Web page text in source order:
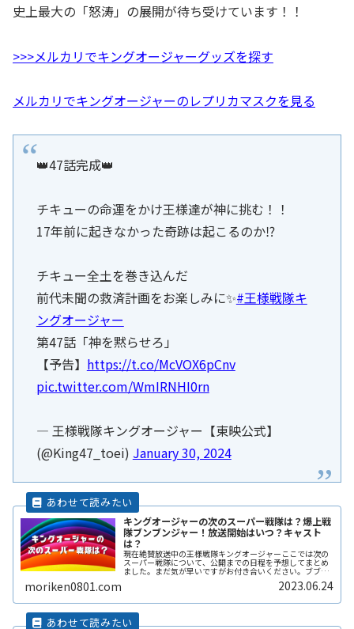
史上最大の「怒涛」の展開が待ち受けています！！
>>>メルカリでキングオージャーグッズを探す
メルカリでキングオージャーのレプリカマスクを見る
👑47話完成👑
チキューの命運をかけ王様達が神に挑む！！
17年前に起きなかった奇跡は起こるのか⁉️
チキュー全土を巻き込んだ
前代未聞の救済計画をお楽しみに✨#王様戦隊キ
ングオージャー
第47話「神を黙らせろ」
【予告】 https://t.co/McVOX6pCnv
pic.twitter.com/WmIRNHI0rn
— 王様戦隊キングオージャー【東映公式】
(@King47_toei) January 30, 2024
キングオージャーの次のスーパー戦隊は？爆上戦
隊ブンブンジャー！放送開始はいつ？キャスト
は？
現在絶賛放送中の王様戦隊キングオージャーここでは次の
スーパー戦隊について、公開までの日程を予想してまとめ
ました。まだ気が早いですがお付き合いください。ブブブ
ブブン🏎💨【#爆上戦隊ブンブンジャー 第2弾予告解禁
💥】ヒーローたちの戦う姿🛞🔥カッReadMore...
moriken0801.com 2023.06.24